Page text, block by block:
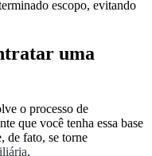
escopo, evitando
uma
o processo de
que você tenha essa base
de fato, se torne
.